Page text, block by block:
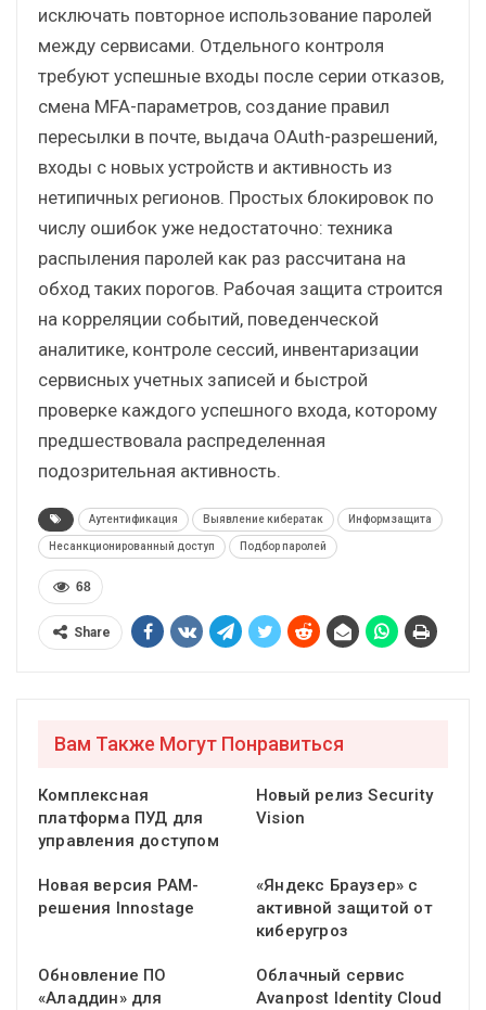
исключать повторное использование паролей
между сервисами. Отдельного контроля
требуют успешные входы после серии отказов,
смена MFA-параметров, создание правил
пересылки в почте, выдача OAuth-разрешений,
входы с новых устройств и активность из
нетипичных регионов. Простых блокировок по
числу ошибок уже недостаточно: техника
распыления паролей как раз рассчитана на
обход таких порогов. Рабочая защита строится
на корреляции событий, поведенческой
аналитике, контроле сессий, инвентаризации
сервисных учетных записей и быстрой
проверке каждого успешного входа, которому
предшествовала распределенная
подозрительная активность.
Аутентификация Выявление кибератак Информзащита
Несанкционированный доступ Подбор паролей
68
Share
Вам Также Могут Понравиться
Комплексная
платформа ПУД для
управления доступом
Новый релиз Security
Vision
Новая версия PAM-
решения Innostage
«Яндекс Браузер» с
активной защитой от
киберугроз
Обновление ПО
«Аладдин» для
Облачный сервис
Avanpost Identity Cloud